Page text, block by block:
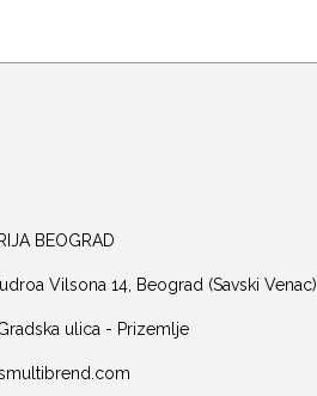
BEOGRAD
Vilsona 14, Beograd (Savski Venac)
Gradska ulica - Prizemlje